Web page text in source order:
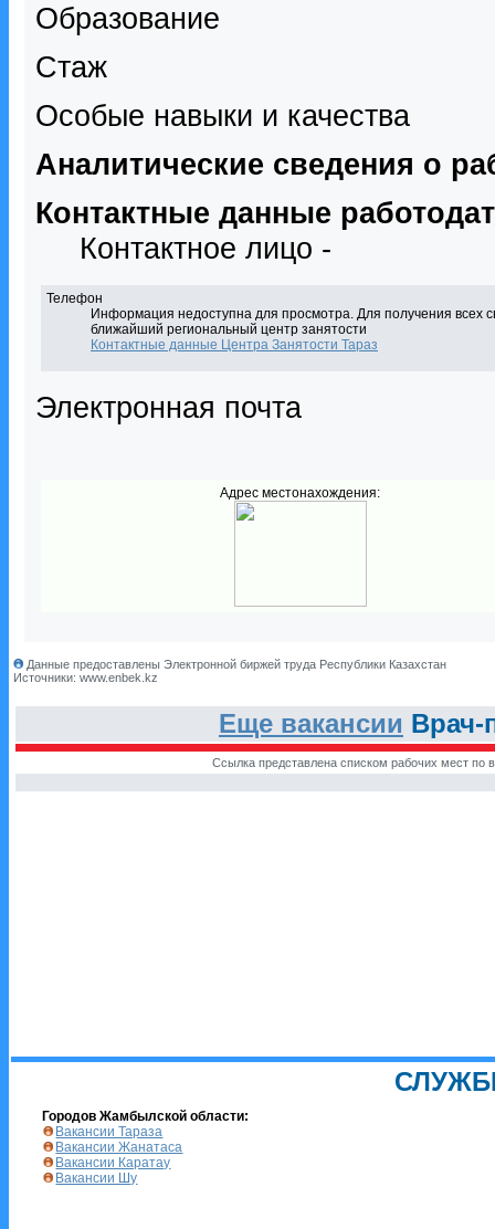
Образование
Стаж
Особые навыки и качества
Аналитические сведения о
Контактные данные
Контактное лицо -
Телефон
Информация недоступна для просмотра. Для получения всех
ближайший региональный центр занятости
Контактные данные Центра Занятости Тараз
Электронная почта
Адрес местонахождения:
Данные предоставлены Электронной биржей труда Республики Казахстан
Источники: www.enbek.kz
Еще вакансии Врач-
Ссылка представлена списком рабочих мест по
Городов Жамбылской области:
Вакансии Тараза
Вакансии Жанатаса
Вакансии Каратау
Вакансии Шу